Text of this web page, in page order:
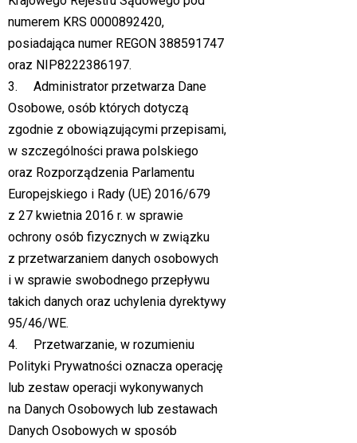
numerem KRS 0000892420,
posiadająca numer REGON 388591747
oraz NIP8222386197.
3. Administrator przetwarza Dane
Osobowe, osób których dotyczą
zgodnie z obowiązującymi przepisami,
w szczególności prawa polskiego
oraz Rozporządzenia Parlamentu
Europejskiego i Rady (UE) 2016/679
z 27 kwietnia 2016 r. w sprawie
ochrony osób fizycznych w związku
z przetwarzaniem danych osobowych
i w sprawie swobodnego przepływu
takich danych oraz uchylenia dyrektywy
95/46/WE.
4. Przetwarzanie, w rozumieniu
Polityki Prywatności oznacza operację
lub zestaw operacji wykonywanych
na Danych Osobowych lub zestawach
Danych Osobowych w sposób